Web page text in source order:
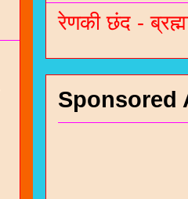
रेणकी छंद -
Sponsored